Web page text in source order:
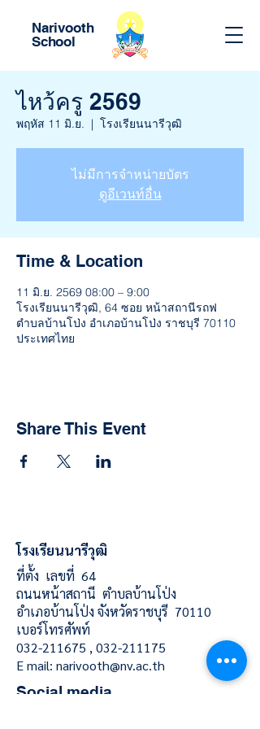
Narivooth
School
ไหว้ครู 2569
พฤหัส 11 มิ.ย.
  |
โรงเรียนนารีวุฒิ
ไม่มีการจำหน่ายบัตร
ดูอีเวนท์อื่น
Time & Location
11 มิ.ย. 2569 08:00 – 9:00
โรงเรียนนารีวุฒิ, 64 ซอย หน้าสถานีรถฟ
ตำบลบ้านโป่ง อำเภอบ้านโป่ง ราชบุรี 70110
ประเทศไทย
Share This Event
โรงเรียนนารีวุฒิ
ที่ตั้ง เลขที่ 64
ถนนหน้าสถานี ตำบลบ้านโป่ง
อำเภอบ้านโป่ง จังหวัดราชบุรี 70110
เบอร์โทรศัพท์
032-211675 , 032-211175
E mail: narivooth@nv.ac.th
Social media